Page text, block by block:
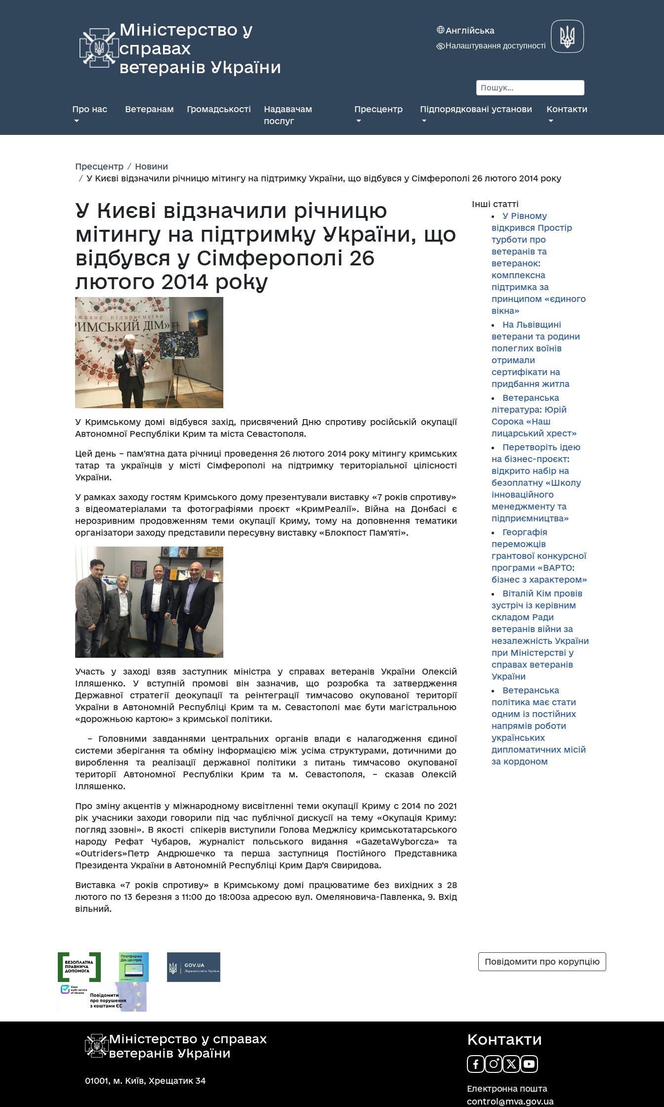
Міністерство у
справах
ветеранів України
Англійська
Налаштування доступності
Про нас Ветеранам Громадськості
Надавачам
послуг
Пресцентр Підпорядковані установи Контакти
Пресцентр
Новини
У Києві відзначили річницю мітингу на підтримку України, що відбувся у Сімферополі 26 лютого 2014 року
У Києві відзначили річницю
мітингу на підтримку України, що
відбувся у Сімферополі 26
лютого 2014 року
У Кримському домі відбувся захід, присвячений Дню спротиву російській окупації
Автономної Республіки Крим та міста Севастополя.
Цей день – пам'ятна дата річниці проведення 26 лютого 2014 року мітингу кримських
татар та українців у місті Сімферополі на підтримку територіальної цілісності
України.
У рамках заходу гостям Кримського дому презентували виставку «7 років спротиву»
з відеоматеріалами та фотографіями проєкт «КримРеалії». Війна на Донбасі є
нерозривним продовженням теми окупації Криму, тому на доповнення тематики
організатори заходу представили пересувну виставку «Блокпост Пам'яті».
Участь у заході взяв заступник міністра у справах ветеранів України Олексій
Ілляшенко. У вступній промові він зазначив, що розробка та затвердження
Державної стратегії деокупації та реінтеграції тимчасово окупованої території
України в Автономній Республіці Крим та м. Севастополі має бути магістральною
«дорожньою картою» з кримської політики.
– Головними завданнями центральних органів влади є налагодження єдиної
системи зберігання та обміну інформацією між усіма структурами, дотичними до
вироблення та реалізації державної політики з питань тимчасово окупованої
території Автономної Республіки Крим та м. Севастополя, – сказав Олексій
Ілляшенко.
Про зміну акцентів у міжнародному висвітленні теми окупації Криму с 2014 по 2021
рік учасники заходи говорили під час публічної дискусії на тему «Окупація Криму:
погляд ззовні». В якості спікерів виступили Голова Меджлісу кримськотатарського
народу Рефат Чубаров, журналіст польського видання «GazetaWyborcza» та
«Outriders»Петр Андрюшечкo та перша заступниця Постійного Представника
Президента України в Автономній Республіці Крим Дар’я Свиридова.
Виставка «7 років спротиву» в Кримському домі працюватиме без вихідних з 28
лютого по 13 березня з 11:00 до 18:00за адресою вул. Омеляновича-Павленка, 9. Вхід
вільний.
Інші статті
У Рівному
відкрився Простір
турботи про
ветеранів та
ветеранок:
комплексна
підтримка за
принципом «єдиного
вікна»
На Львівщині
ветерани та родини
полеглих воїнів
отримали
сертифікати на
придбання житла
Ветеранська
література: Юрій
Сорока «Наш
лицарський хрест»
Перетворіть ідею
на бізнес-проєкт:
відкрито набір на
безоплатну «Школу
інноваційного
менеджменту та
підприємництва»
Георгафія
переможців
грантової конкурсної
програми «ВАРТО:
бізнес з характером»
Віталій Кім провів
зустріч із керівним
складом Ради
ветеранів війни за
незалежність України
при Міністерстві у
справах ветеранів
України
Ветеранська
політика має стати
одним із постійних
напрямів роботи
українських
дипломатичних місій
за кордоном
Повідомити про корупцію
Міністерство у справах
ветеранів України
01001, м. Київ, Хрещатик 34
Контакти
Електронна пошта
control@mva.gov.ua